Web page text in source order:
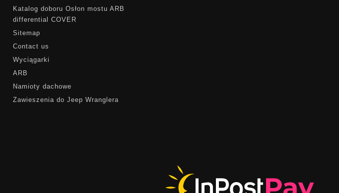
Katalog doboru Osłon mostu ARB
differential COVER
Sitemap
Contact us
Wyciągarki
ARB
Namioty dachowe
Zawieszenia do Jeep Wranglera